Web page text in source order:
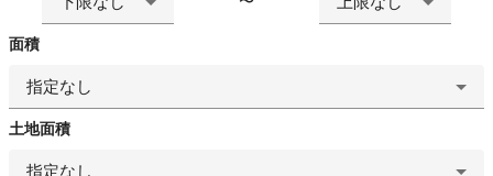
面積
指定なし
土地面積
指定なし